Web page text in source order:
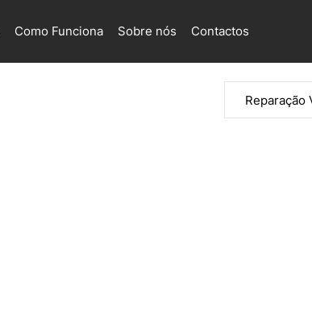
Como Funciona Sobre nós Contactos